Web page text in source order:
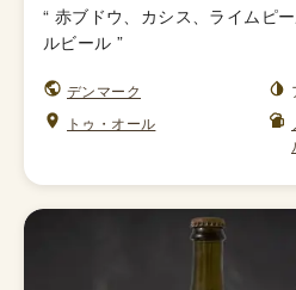
“ 赤ブドウ、カシス、ライムピ
ルビール ”
デンマーク
トゥ・オール